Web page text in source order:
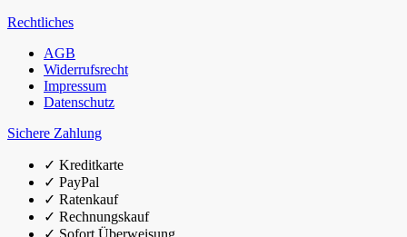
Rechtliches
AGB
Widerrufsrecht
Impressum
Datenschutz
Sichere Zahlung
✓ Kreditkarte
✓ PayPal
✓ Ratenkauf
✓ Rechnungskauf
✓ Sofort Überweisung